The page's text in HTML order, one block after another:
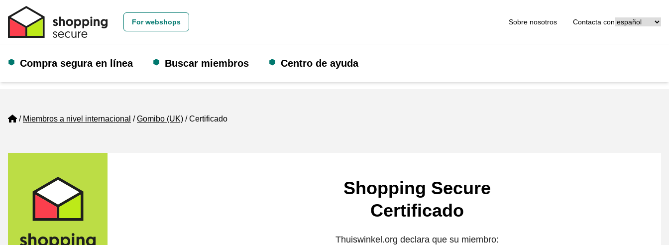
For webshops Sobre nosotros Contacta con
Compra segura en línea Buscar miembros Centro de ayuda
Home
Miembros a nivel internacional Gomibo (UK) Certificado
Shopping Secure
Certificado
Thuiswinkel.org declara que su miembro: